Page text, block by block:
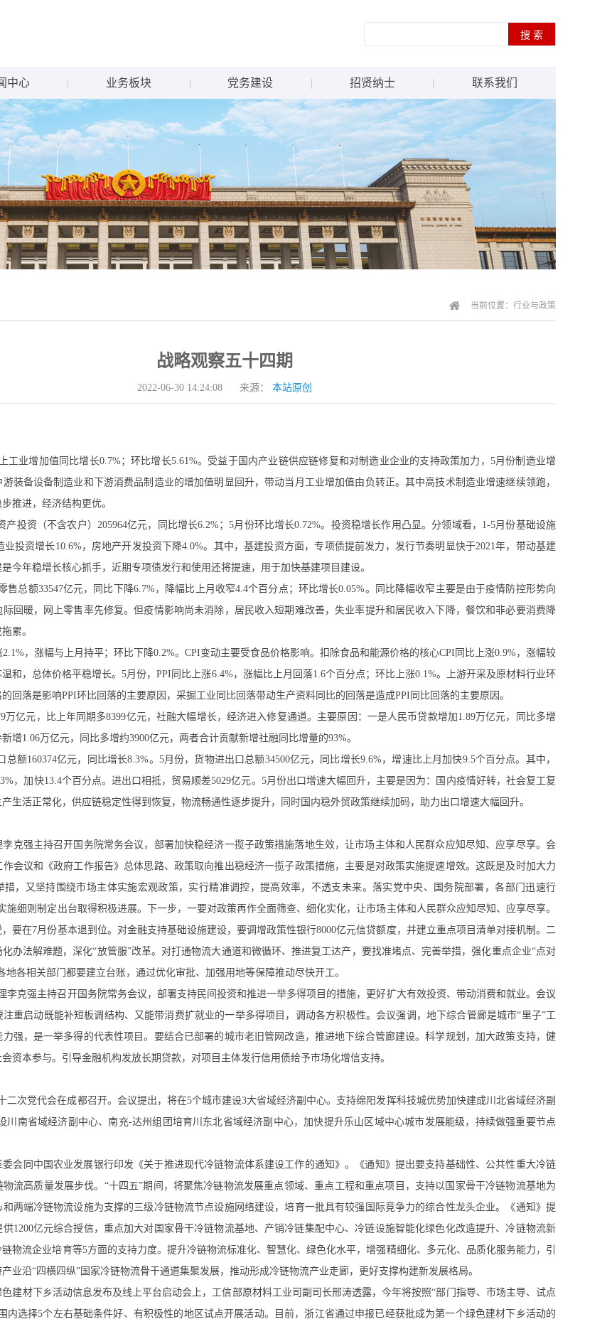
中心 业务板块 党务建设 招贤纳士 联系我们
当前位置： 行业与政策
战略观察五十四期
2022-06-30 14:24:08 来源： 本站原创
工业增加值同比增长0.7%；环比增长5.61%。受益于国内产业链供应链修复和对制造业企业的支持政策加力，5月份制造业增
装备设备制造业和下游消费品制造业的增加值明显回升，带动当月工业增加值由负转正。其中高技术制造业增速继续领跑，
推进，经济结构更优。
产投资（不含农户）205964亿元，同比增长6.2%；5月份环比增长0.72%。投资稳增长作用凸显。分领域看，1-5月份基础设施
业投资增长10.6%，房地产开发投资下降4.0%。其中，基建投资方面，专项债提前发力，发行节奏明显快于2021年，带动基建
今年稳增长核心抓手，近期专项债发行和使用还将提速，用于加快基建项目建设。
售总额33547亿元，同比下降6.7%，降幅比上月收窄4.4个百分点；环比增长0.05%。同比降幅收窄主要是由于疫情防控形势向
回暖，网上零售率先修复。但疫情影响尚未消除，居民收入短期难改善，失业率提升和居民收入下降，餐饮和非必要消费降
累。
，涨幅与上月持平；环比下降0.2%。CPI变动主要受食品价格影响。扣除食品和能源价格的核心CPI同比上涨0.9%，涨幅较
温和，总体价格平稳增长。5月份，PPI同比上涨6.4%，涨幅比上月回落1.6个百分点；环比上涨0.1%。上游开采及原材料行业环
回落是影响PPI环比回落的主要原因，采掘工业同比回落带动生产资料同比的回落是造成PPI同比回落的主要原因。
万亿元，比上年同期多8399亿元，社融大幅增长，经济进入修复通道。主要原因：一是人民币贷款增加1.89万亿元，同比多增
增1.06万亿元，同比多增约3900亿元，两者合计贡献新增社融同比增量的93%。
总额160374亿元，同比增长8.3%。5月份，货物进出口总额34500亿元，同比增长9.6%，增速比上月加快9.5个百分点。其中，
，加快13.4个百分点。进出口相抵，贸易顺差5029亿元。5月份出口增速大幅回升，主要是因为：国内疫情好转，社会复工复
生活正常化，供应链稳定性得到恢复，物流畅通性逐步提升，同时国内稳外贸政策继续加码，助力出口增速大幅回升。
李克强主持召开国务院常务会议，部署加快稳经济一揽子政策措施落地生效，让市场主体和人民群众应知尽知、应享尽享。会
会议和《政府工作报告》总体思路、政策取向推出稳经济一揽子政策措施，主要是对政策实施提速增效。这既是及时加大力
措，又坚持围绕市场主体实施宏观政策，实行精准调控，提高效率，不透支未来。落实党中央、国务院部署，各部门迅速行
施细则制定出台取得积极进展。下一步，一要对政策再作全面筛查、细化实化，让市场主体和人民群众应知尽知、应享尽享。
要在7月份基本退到位。对金融支持基础设施建设，要调增政策性银行8000亿元信贷额度，并建立重点项目清单对接机制。二
办法解难题，深化“放管服”改革。对打通物流大通道和微循环、推进复工达产，要找准堵点、完善举措，强化重点企业“点对
地各相关部门都要建立台账，通过优化审批、加强用地等保障推动尽快开工。
李克强主持召开国务院常务会议，部署支持民间投资和推进一举多得项目的措施，更好扩大有效投资、带动消费和就业。会议
重启动既能补短板调结构、又能带消费扩就业的一举多得项目，调动各方积极性。会议强调，地下综合管廊是城市“里子”工
强，是一举多得的代表性项目。要结合已部署的城市老旧管网改造，推进地下综合管廊建设。科学规划，加大政策支持，健
资本参与。引导金融机构发放长期贷款，对项目主体发行信用债给予市场化增信支持。
二次党代会在成都召开。会议提出，将在5个城市建设3大省域经济副中心。支持绵阳发挥科技城优势加快建成川北省域经济副
川南省域经济副中心、南充-达州组团培育川东北省域经济副中心，加快提升乐山区域中心城市发展能级，持续做强重要节点
会同中国农业发展银行印发《关于推进现代冷链物流体系建设工作的通知》。《通知》提出要支持基础性、公共性重大冷链
流高质量发展步伐。“十四五”期间，将聚焦冷链物流发展重点领域、重点工程和重点项目，支持以国家骨干冷链物流基地为
两端冷链物流设施为支撑的三级冷链物流节点设施网络建设，培育一批具有较强国际竞争力的综合性龙头企业。《通知》提
1200亿元综合授信，重点加大对国家骨干冷链物流基地、产销冷链集配中心、冷链设施智能化绿色化改造提升、冷链物流新
物流企业培育等5方面的支持力度。提升冷链物流标准化、智慧化、绿色化水平，增强精细化、多元化、品质化服务能力，引
业沿“四横四纵”国家冷链物流骨干通道集聚发展，推动形成冷链物流产业走廊，更好支撑构建新发展格局。
色建材下乡活动信息发布及线上平台启动会上，工信部原材料工业司副司长邢涛透露，今年将按照“部门指导、市场主导、试点
内选择5个左右基础条件好、有积极性的地区试点开展活动。目前，浙江省通过申报已经获批成为第一个绿色建材下乡活动的